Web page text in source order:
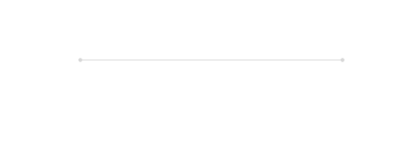
нанесите подложку из прозрачной